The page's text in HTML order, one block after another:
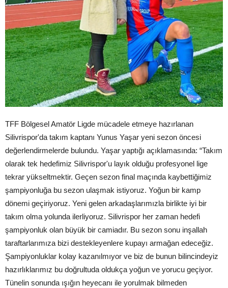
TFF Bölgesel Amatör Ligde mücadele etmeye hazırlanan
Silivrispor'da takım kaptanı Yunus Yaşar yeni sezon öncesi
değerlendirmelerde bulundu. Yaşar yaptığı açıklamasında: “Takım
olarak tek hedefimiz Silivrispor'u layık olduğu profesyonel lige
tekrar yükseltmektir. Geçen sezon final maçında kaybettiğimiz
şampiyonluğa bu sezon ulaşmak istiyoruz. Yoğun bir kamp
dönemi geçiriyoruz. Yeni gelen arkadaşlarımızla birlikte iyi bir
takım olma yolunda ilerliyoruz. Silivrispor her zaman hedefi
şampiyonluk olan büyük bir camiadır. Bu sezon sonu inşallah
taraftarlarımıza bizi destekleyenlere kupayı armağan edeceğiz.
Şampiyonluklar kolay kazanılmıyor ve biz de bunun bilincindeyiz
hazırlıklarımız bu doğrultuda oldukça yoğun ve yorucu geçiyor.
Tünelin sonunda ışığın heyecanı ile yorulmak bilmeden